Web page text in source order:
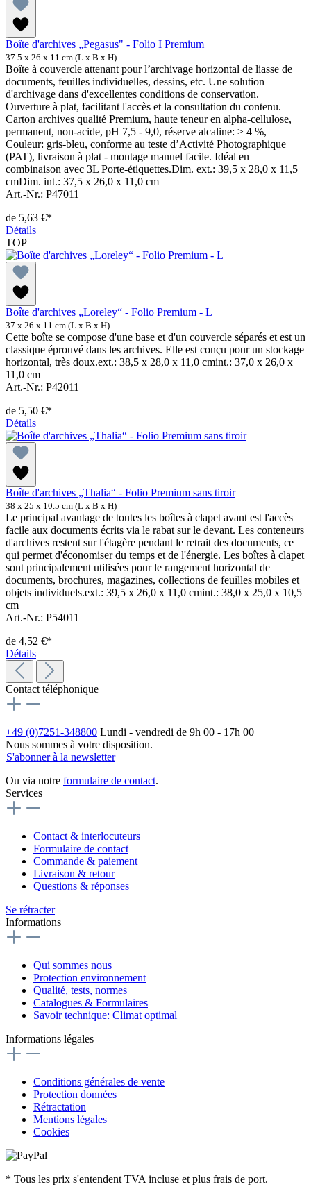
Boîte d'archives „Pegasus" - Folio I Premium
37.5 x 26 x 11 cm (L x B x H)
Boîte à couvercle attenant pour l’archivage horizontal de liasse de
documents, feuilles individuelles, dessins, etc. Une solution
d'archivage dans d'excellentes conditions de conservation.
Ouverture à plat, facilitant l'accès et la consultation du contenu.
Carton archives qualité Premium, haute teneur en alpha-cellulose,
permanent, non-acide, pH 7,5 - 9,0, réserve alcaline: ≥ 4 %,
Couleur: gris-bleu, conforme au teste d’Activité Photographique
(PAT), livraison à plat - montage manuel facile. Idéal en
combinaison avec 3L Porte-étiquettes.Dim. ext.: 39,5 x 28,0 x 11,5
cmDim. int.: 37,5 x 26,0 x 11,0 cm
Art.-Nr.: P47011
de 5,63 €*
Détails
TOP
Boîte d'archives „Loreley“ - Folio Premium - L
37 x 26 x 11 cm (L x B x H)
Cette boîte se compose d'une base et d'un couvercle séparés et est un
classique éprouvé dans les archives. Elle est conçu pour un stockage
horizontal, très doux.ext.: 38,5 x 28,0 x 11,0 cmint.: 37,0 x 26,0 x
11,0 cm
Art.-Nr.: P42011
de 5,50 €*
Détails
Boîte d'archives „Thalia“ - Folio Premium sans tiroir
38 x 25 x 10.5 cm (L x B x H)
Le principal avantage de toutes les boîtes à clapet avant est l'accès
facile aux documents écrits via le rabat sur le devant. Les conteneurs
d'archives restent sur l'étagère pendant le retrait des documents, ce
qui permet d'économiser du temps et de l'énergie. Les boîtes à clapet
sont principalement utilisées pour le rangement horizontal de
documents, brochures, magazines, collections de feuilles mobiles et
objets individuels.ext.: 39,5 x 26,0 x 11,0 cmint.: 38,0 x 25,0 x 10,5
cm
Art.-Nr.: P54011
de 4,52 €*
Détails
Contact téléphonique
+49 (0)7251-348800 Lundi - vendredi de 9h 00 - 17h 00
Nous sommes à votre disposition.
S'abonner à la newsletter
Ou via notre formulaire de contact.
Services
Contact & interlocuteurs
Formulaire de contact
Commande & paiement
Livraison & retour
Questions & réponses
Se rétracter
Informations
Qui sommes nous
Protection environnement
Qualité, tests, normes
Catalogues & Formulaires
Savoir technique: Climat optimal
Informations légales
Conditions générales de vente
Protection données
Rétractation
Mentions légales
Cookies
* Tous les prix s'entendent TVA incluse et plus frais de port.